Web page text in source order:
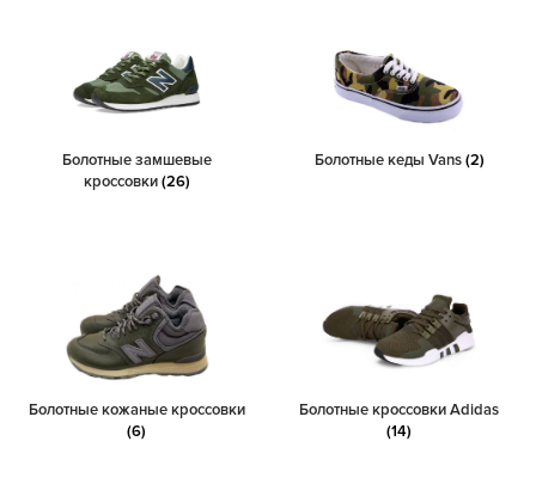
Болотные замшевые
кроссовки(26)
Болотные кеды Vans(2)
Болотные кожаные кроссовки
(6)
Болотные кроссовки Adidas
(14)